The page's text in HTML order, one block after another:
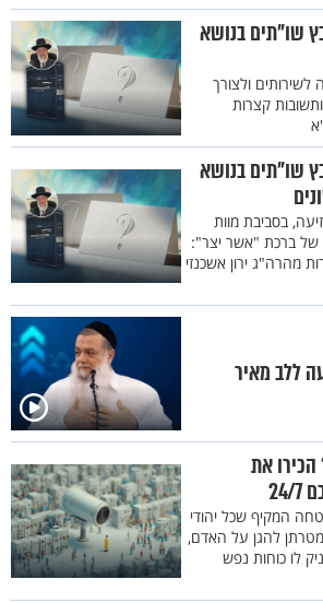
שו"תים בנושא
ולצורך
קצרות
שו"תים בנושא
בסביבת מוות
של ברכת "אשר יצר":
מהרה"ג ירון אשכנזי
ללב מאיר
את
7
המקיף שכל יהודי
להגן על האדם,
לו כוחות נפש